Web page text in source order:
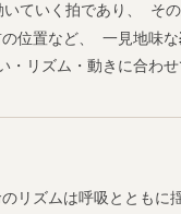
ていく拍であり、 そ
位置など、 一見地味な
リズム・動きに合わせ
リズムは呼吸ととも